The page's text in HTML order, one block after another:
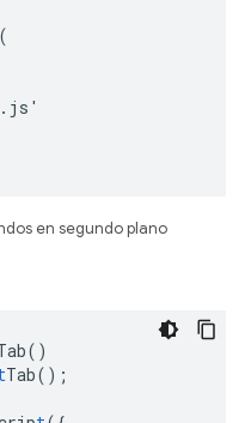
(
.js'
en segundo plano
Tab();